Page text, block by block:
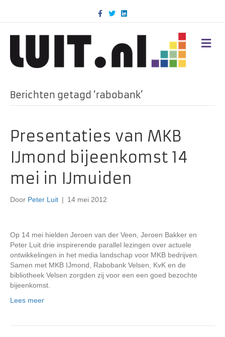
c
k
T
w
i
n
d
M
E
Berichten getagd ‘rabobank’
Presentaties van MKB
IJmond bijeenkomst 14
mei in IJmuiden
Door Peter Luit | 14 mei 2012
Op 14 mei hielden Jeroen van der Veen, Jeroen Bakker en
Peter Luit drie inspirerende parallel lezingen over actuele
ontwikkelingen in het media landschap voor MKB bedrijven.
Samen met MKB IJmond, Rabobank Velsen, KvK en de
bibliotheek Velsen zorgden zij voor een een goed bezochte
bijeenkomst.
Lees meer